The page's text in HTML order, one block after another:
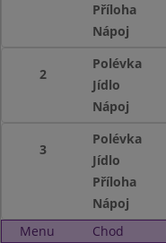
Příloha
Nápoj
2
Polévka
Jídlo
Nápoj
3
Polévka
Jídlo
Příloha
Nápoj
Menu
Chod